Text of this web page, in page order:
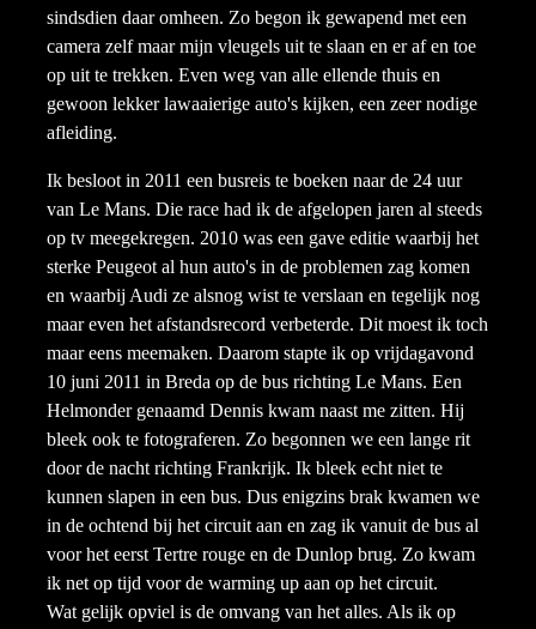
sindsdien daar omheen. Zo begon ik gewapend met een
camera zelf maar mijn vleugels uit te slaan en er af en toe
op uit te trekken. Even weg van alle ellende thuis en
gewoon lekker lawaaierige auto's kijken, een zeer nodige
afleiding.
Ik besloot in 2011 een busreis te boeken naar de 24 uur
van Le Mans. Die race had ik de afgelopen jaren al steeds
op tv meegekregen. 2010 was een gave editie waarbij het
sterke Peugeot al hun auto's in de problemen zag komen
en waarbij Audi ze alsnog wist te verslaan en tegelijk nog
maar even het afstandsrecord verbeterde. Dit moest ik toch
maar eens meemaken. Daarom stapte ik op vrijdagavond
10 juni 2011 in Breda op de bus richting Le Mans. Een
Helmonder genaamd Dennis kwam naast me zitten. Hij
bleek ook te fotograferen. Zo begonnen we een lange rit
door de nacht richting Frankrijk. Ik bleek echt niet te
kunnen slapen in een bus. Dus enigzins brak kwamen we
in de ochtend bij het circuit aan en zag ik vanuit de bus al
voor het eerst Tertre rouge en de Dunlop brug. Zo kwam
ik net op tijd voor de warming up aan op het circuit.
Wat gelijk opviel is de omvang van het alles. Als ik op